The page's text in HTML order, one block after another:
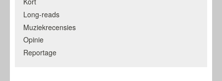
Long-reads
Muziekrecensies
Opinie
Reportage